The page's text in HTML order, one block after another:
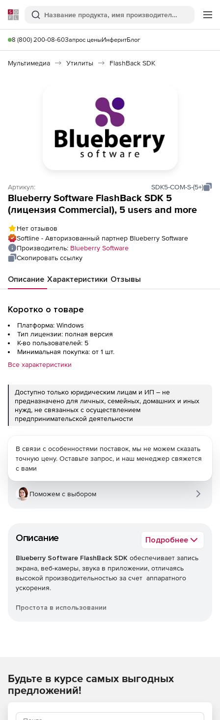
Softline
Поиск
8 (800) 200-08-60Запрос ценыИнферитБлог
Мультимедиа Утилиты FlashBack SDK
Артикул: SDK5-COM-S-(5+)
Blueberry Software FlashBack SDK 5
(лицензия Commercial), 5 users and more
Нет отзывов
Softline - Авторизованный партнер Blueberry Software
Производитель: Blueberry Software
Скопировать ссылку
Описание Характеристики Отзывы
Коротко о товаре
Платформа: Windows
Тип лицензии: полная версия
К-во пользователей: 5
Минимальная покупка: от 1 шт.
Все характеристики
Доступно только юридическим лицам и ИП – не
предназначено для личных, семейных, домашних и иных
нужд, не связанных с осуществлением
предпринимательской деятельности
Описание Подробнее
Blueberry Software FlashBack SDK обеспечивает запись
экрана, веб-камеры, звука в приложении, отличаясь
высокой производительностью за счет аппаратного
ускорения.
Простота в использовании
Испытан и протестирован на тысячах ПК. Это тот же код,
который используется в FlashBack Express диктофоне.
В связи с особенностями поставок, мы не можем сказать
точную цену. Оставьте запрос, и наш менеджер свяжется
с вами
Поможем с выбором
Будьте в курсе самых выгодных
предложений!